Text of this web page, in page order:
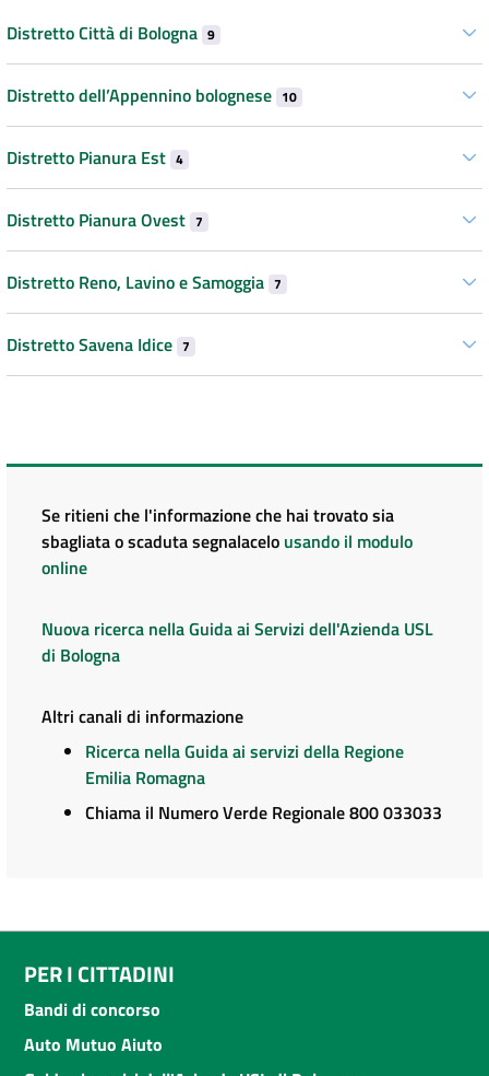
Distretto Città di Bologna 9
Distretto dell’Appennino bolognese 10
Distretto Pianura Est 4
Distretto Pianura Ovest 7
Distretto Reno, Lavino e Samoggia 7
Distretto Savena Idice 7
Se ritieni che l'informazione che hai trovato sia
sbagliata o scaduta segnalacelo usando il modulo
online
Nuova ricerca nella Guida ai Servizi dell'Azienda USL
di Bologna
Altri canali di informazione
Ricerca nella Guida ai servizi della Regione
Emilia Romagna
Chiama il Numero Verde Regionale 800 033033
PER I CITTADINI
Bandi di concorso
Auto Mutuo Aiuto